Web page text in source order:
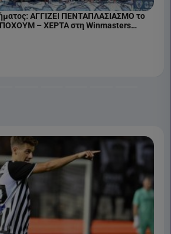
ΑΓΓΙΖΕΙ ΠΕΝΤΑΠΛΑΣΙΑΣΜΟ το
– ΧΕΡΤΑ στη Winmasters